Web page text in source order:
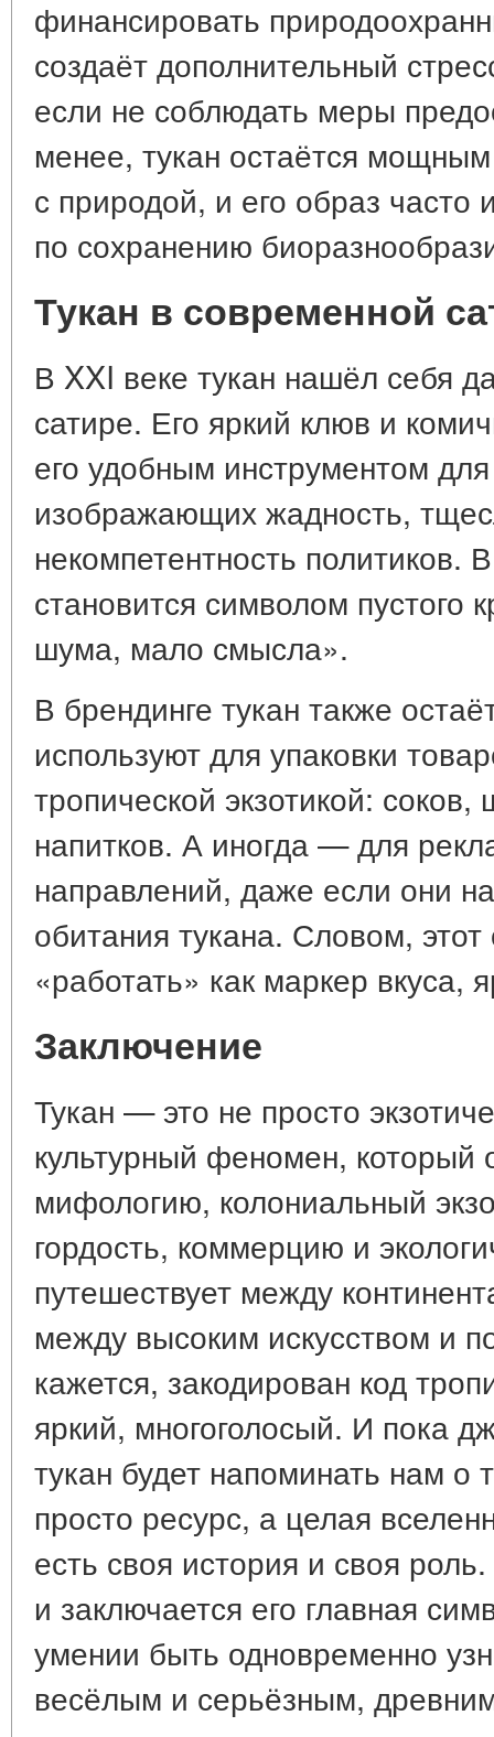
финансировать
создаёт дополнительный
если не соблюдать меры
менее, тукан остаётся
с природой, и его образ часто
по сохранению
Тукан в современной
В XXI веке тукан нашёл себя
сатире. Его яркий клюв и
его удобным инструментом
изображающих жадность,
некомпетентность политиков.
становится символом пустого
шума, мало смысла».
В брендинге тукан также
используют для упаковки
тропической экзотикой:
напитков. А иногда — для
направлений, даже если они
обитания тукана. Словом,
«работать» как маркер вкуса,
Заключение
Тукан — это не просто
культурный феномен, который
мифологию, колониальный
гордость, коммерцию и
путешествует между
между высоким искусством и
кажется, закодирован код
яркий, многоголосый. И пока
тукан будет напоминать нам
просто ресурс, а целая
есть своя история и своя
и заключается его главная
умении быть одновременно
весёлым и серьёзным,